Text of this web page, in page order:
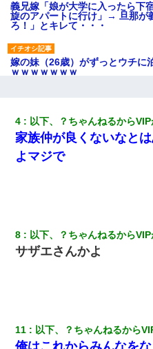
義兄嫁「娘が大学に入ったら下
旋のアパートに行け」→ 旦那が
ろ！」とキレて・・・
嫁の妹（26歳）がずっとウチ
ｗｗｗｗｗｗｗ
れて無事婚約破棄・・・
旦那の元嫁「離婚したとはいえ
るなんてどういう神経してるの
俺「初対面でなに言ったか覚え
4 以下、？ちゃんねるから
家族仲が良くないなと
よマジで
8 以下、？ちゃんねるから
サザエさんかよ
11 以下、？ちゃんねるから
俺はこれからみんなを